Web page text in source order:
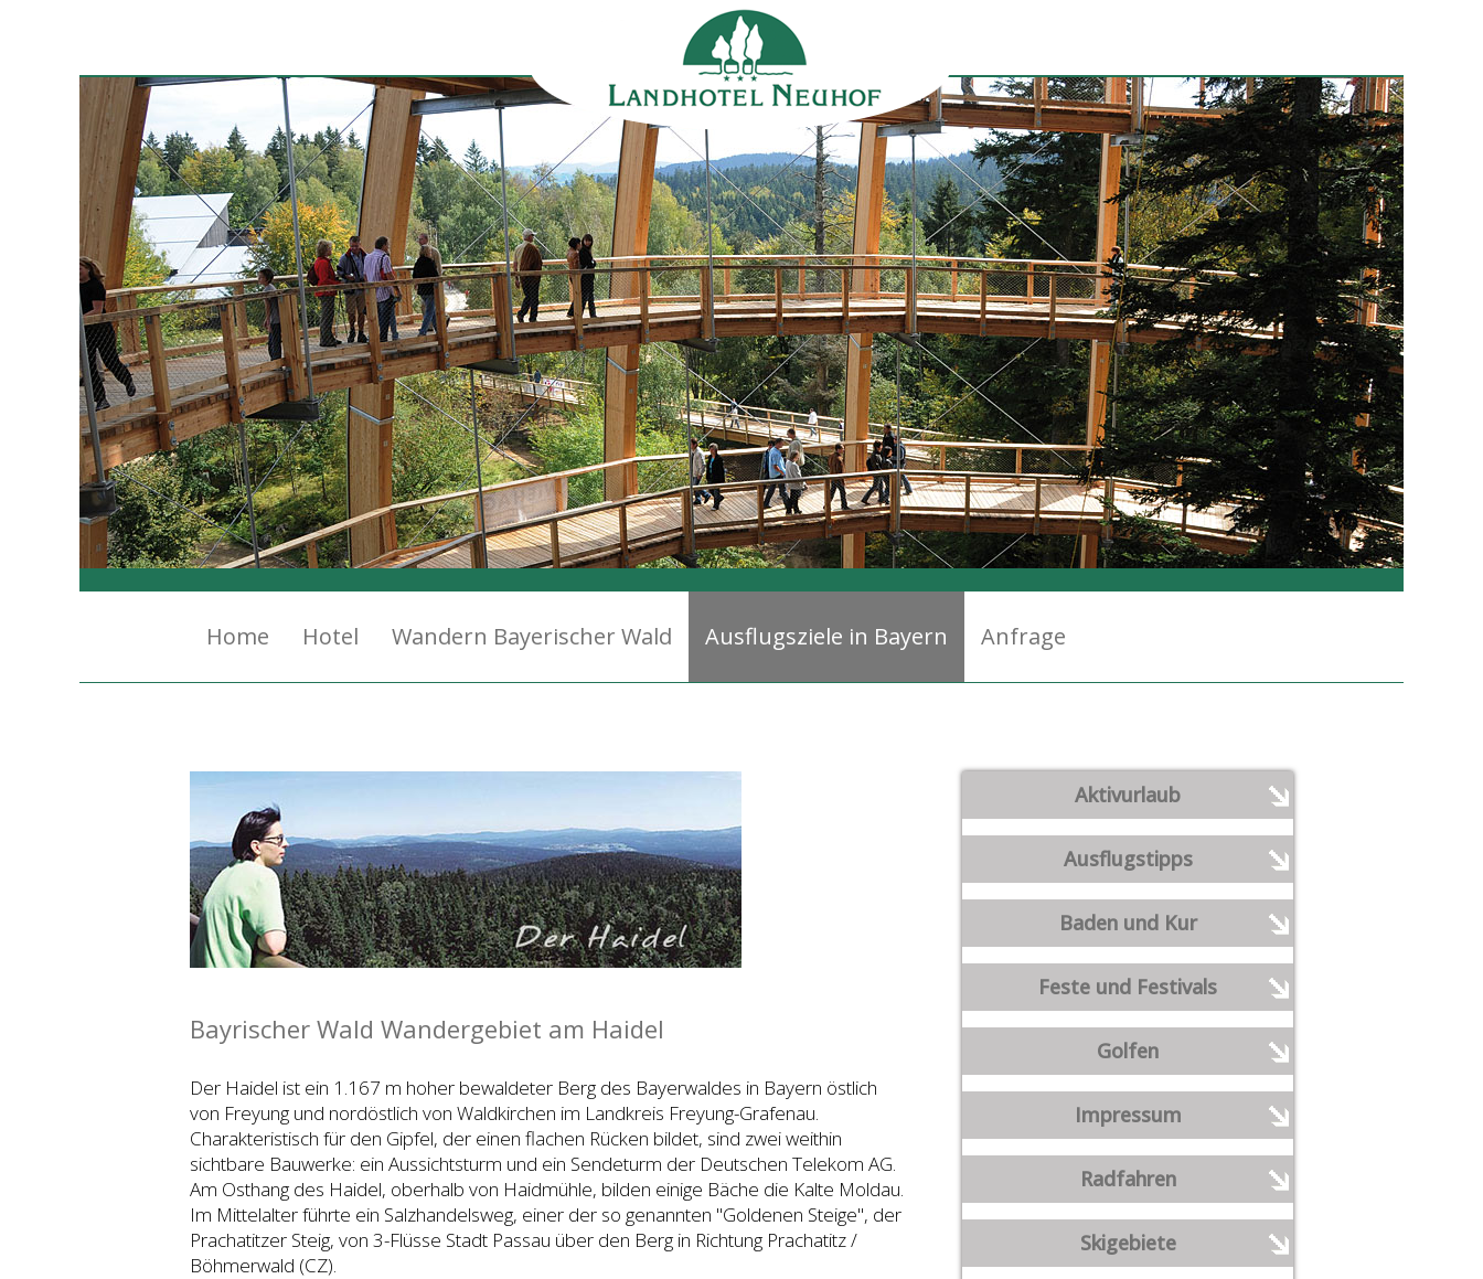
Home Hotel Wandern Bayerischer Wald Ausflugsziele in Bayern Anfrage
Bayrischer Wald Wandergebiet am Haidel
Der Haidel ist ein 1.167 m hoher bewaldeter Berg des Bayerwaldes in Bayern östlich
von Freyung und nordöstlich von Waldkirchen im Landkreis Freyung-Grafenau.
Charakteristisch für den Gipfel, der einen flachen Rücken bildet, sind zwei weithin
sichtbare Bauwerke: ein Aussichtsturm und ein Sendeturm der Deutschen Telekom AG.
Am Osthang des Haidel, oberhalb von Haidmühle, bilden einige Bäche die Kalte Moldau.
Im Mittelalter führte ein Salzhandelsweg, einer der so genannten "Goldenen Steige", der
Prachatitzer Steig, von 3-Flüsse Stadt Passau über den Berg in Richtung Prachatitz /
Böhmerwald (CZ).
Aktivurlaub
Ausflugstipps
Baden und Kur
Feste und Festivals
Golfen
Impressum
Radfahren
Skigebiete